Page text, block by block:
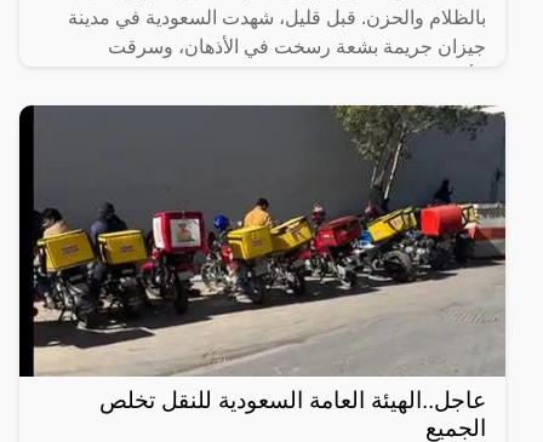
بالظلام والحزن. قبل قليل، شهدت السعودية في مدينة
جيزان جريمة بشعة رسخت في الأذهان، وسرقت
عاجل..الهيئة العامة السعودية للنقل تخلص
الجميع